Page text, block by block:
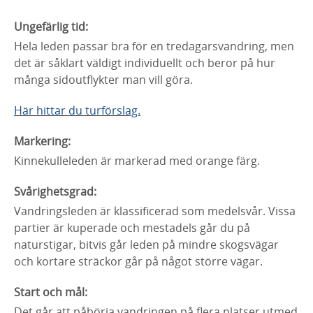
Ungefärlig tid:
Hela leden passar bra för en tredagarsvandring, men
det är såklart väldigt individuellt och beror på hur
många sidoutflykter man vill göra.
Här hittar du turförslag.
Markering:
Kinnekulleleden är markerad med orange färg.
Svårighetsgrad:
Vandringsleden är klassificerad som medelsvår. Vissa
partier är kuperade och mestadels går du på
naturstigar, bitvis går leden på mindre skogsvägar
och kortare sträckor går på något större vägar.
Start och mål: